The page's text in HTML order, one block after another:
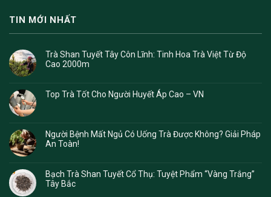
TIN MỚI NHẤT
Trà Shan Tuyết Tây Côn Lĩnh: Tinh Hoa Trà Việt Từ Độ
Cao 2000m
Top Trà Tốt Cho Người Huyết Áp Cao – VN
Người Bệnh Mất Ngủ Có Uống Trà Được Không? Giải Pháp
An Toàn!
Bạch Trà Shan Tuyết Cổ Thụ: Tuyệt Phẩm “Vàng Trắng”
Tây Bắc